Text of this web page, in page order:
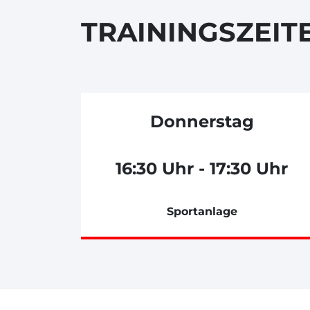
Donnerstag
16:30 Uhr - 17:30 Uhr
Sportanlage